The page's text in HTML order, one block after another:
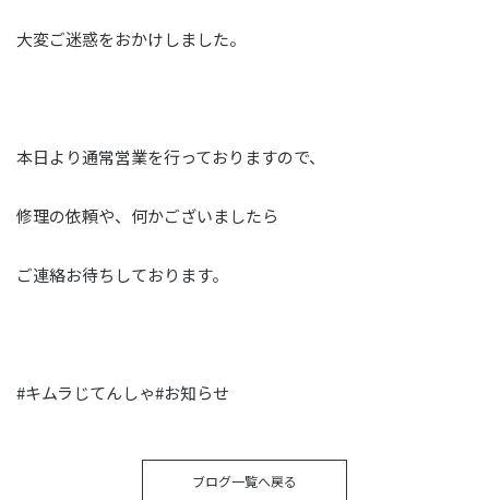
大変ご迷惑をおかけしました。
本日より通常営業を行っておりますので、
修理の依頼や、何かございましたら
ご連絡お待ちしております。
#キムラじてんしゃ#お知らせ
ブログ一覧へ戻る